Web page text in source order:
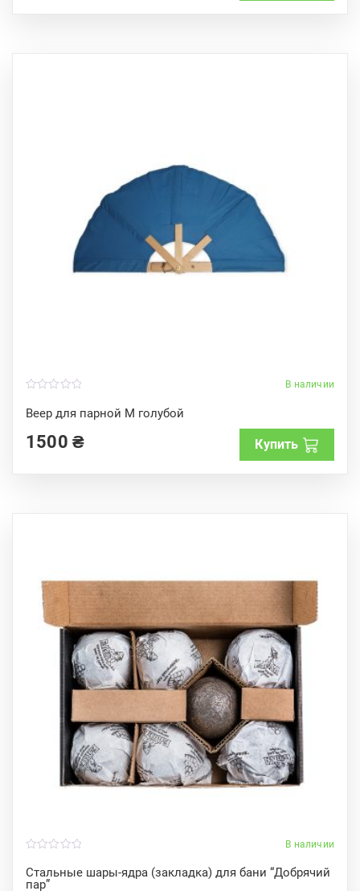
В наличии
Веер для парной M голубой
o
u
o
1500 ₴ Купить
В наличии
Стальные шары-ядра (закладка) для бани “Добрячий
пар”
o
u
t